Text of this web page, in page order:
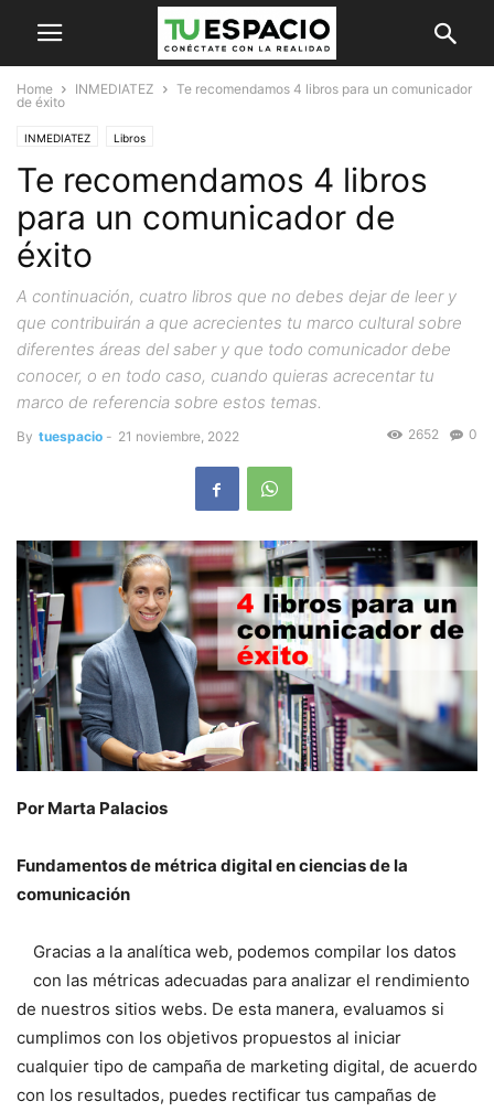
Home INMEDIATEZ
Te recomendamos 4 libros para un comunicador
de éxito
INMEDIATEZ Libros
Te recomendamos 4 libros
para un comunicador de
éxito
A continuación, cuatro libros que no debes dejar de leer y
que contribuirán a que acrecientes tu marco cultural sobre
diferentes áreas del saber y que todo comunicador debe
conocer, o en todo caso, cuando quieras acrecentar tu
marco de referencia sobre estos temas.
By tuespacio - 21 noviembre, 2022 0
2652
Por Marta Palacios
Fundamentos de métrica digital en ciencias de la
comunicación
Gracias a la analítica web, podemos compilar los datos
con las métricas adecuadas para analizar el rendimiento
de nuestros sitios webs. De esta manera, evaluamos si
cumplimos con los objetivos propuestos al iniciar
cualquier tipo de campaña de marketing digital, de acuerdo
con los resultados, puedes rectificar tus campañas de